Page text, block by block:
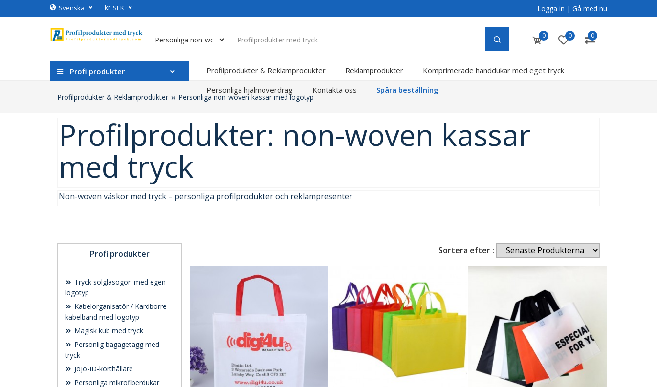
Svenska kr SEK Logga in | Gå med nu
0 0 0
Profilprodukter Profilprodukter & Reklamprodukter Reklamprodukter
Komprimerade handdukar med eget tryck
Personliga hjälmöverdrag
Kontakta oss Spåra beställning
Profilprodukter & Reklamprodukter Personliga non-woven kassar med logotyp
Profilprodukter: non-woven kassar
med tryck
Non-woven väskor med tryck – personliga profilprodukter och reklampresenter
Profilprodukter
Tryck solglasögon med egen
logotyp
Kabelorganisatör / Kardborre-
kabelband med logotyp
Magisk kub med tryck
Personlig bagagetagg med
tryck
Jojo-ID-korthållare
Personliga mikrofiberdukar
Sortera efter :